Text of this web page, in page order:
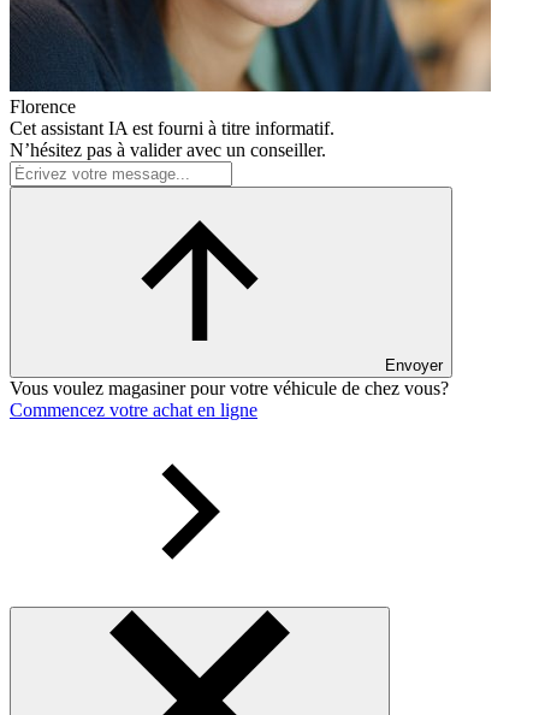
Florence
Cet assistant IA est fourni à titre informatif.
N’hésitez pas à valider avec un conseiller.
Envoyer
Vous voulez magasiner pour votre véhicule de chez vous?
Commencez votre achat en ligne